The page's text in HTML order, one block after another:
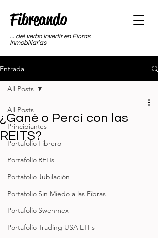
Fibreando
... del verbo Invertir en Fibras
Inmobiliarias
Entrada
All Posts
Principiantes
Portafolio Fibrero
Portafolio REITs
Portafolio Jubilación
Portafolio Sin Miedo a las Fibras
Portafolio Swenmex
Portafolio Trading USA ETFs
All Posts
¿Gané o Perdí con las
REITS?